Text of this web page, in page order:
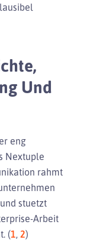
Und
eng
Nextuple
rahmt
stuetzt
Arbeit
(1, 2)